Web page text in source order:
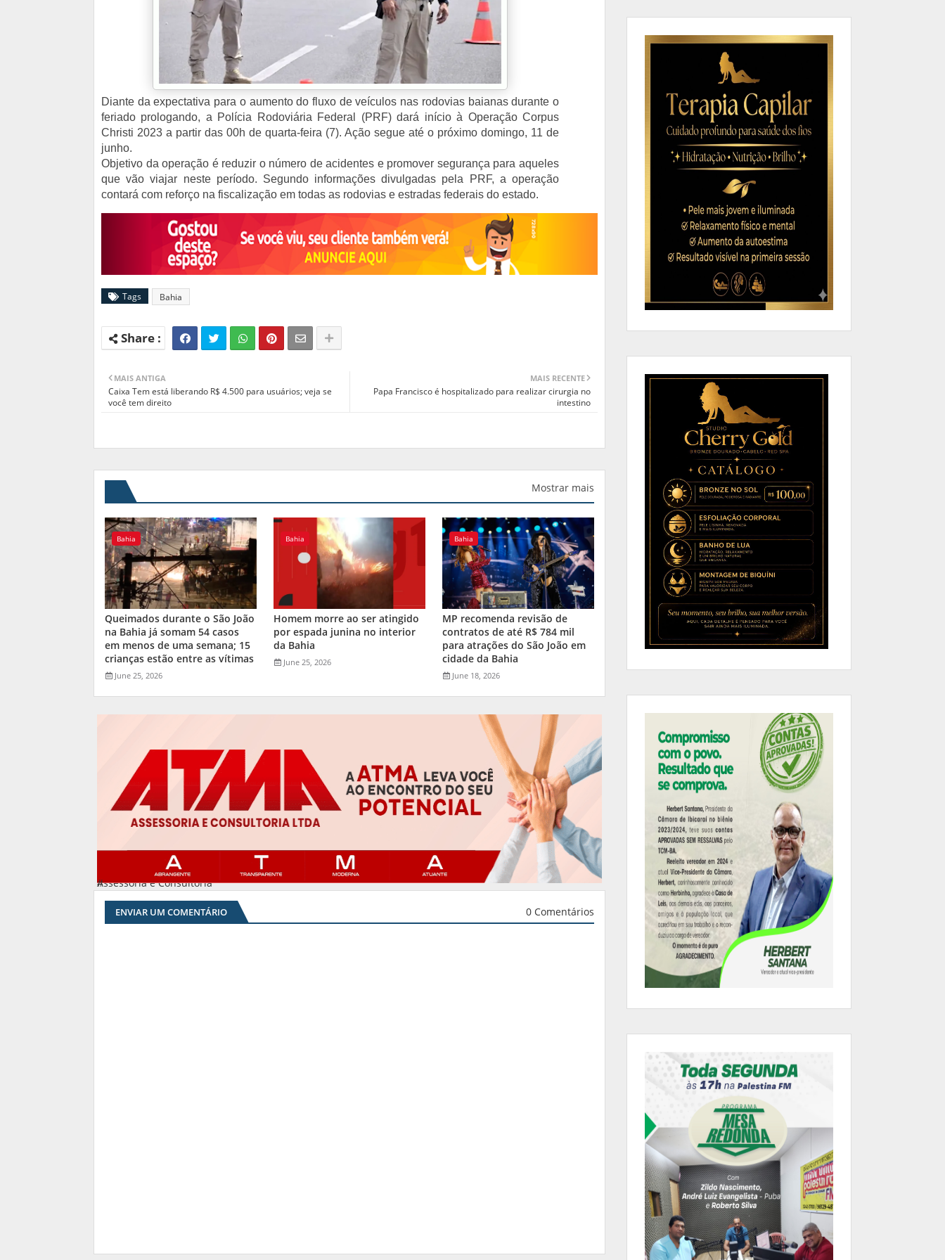
Diante da expectativa para o aumento do fluxo de veículos nas rodovias baianas durante o
feriado prologando, a Polícia Rodoviária Federal (PRF) dará início à Operação Corpus
Christi 2023 a partir das 00h de quarta-feira (7). Ação segue até o próximo domingo, 11 de
junho.
Objetivo da operação é reduzir o número de acidentes e promover segurança para aqueles
que vão viajar neste período. Segundo informações divulgadas pela PRF, a operação
contará com reforço na fiscalização em todas as rodovias e estradas federais do estado.
Tags Bahia
MAIS RECENTE
Papa Francisco é hospitalizado para realizar cirurgia no
intestino
MAIS ANTIGA
Caixa Tem está liberando R$ 4.500 para usuários; veja se
você tem direito
Mostrar mais
Bahia
Queimados durante o São João
na Bahia já somam 54 casos
em menos de uma semana; 15
crianças estão entre as vítimas
June 25, 2026
Bahia
Homem morre ao ser atingido
por espada junina no interior
da Bahia
June 25, 2026
Bahia
MP recomenda revisão de
contratos de até R$ 784 mil
para atrações do São João em
cidade da Bahia
June 18, 2026
Assessoria e Consultoria
#
ENVIAR UM COMENTÁRIO 0 Comentários